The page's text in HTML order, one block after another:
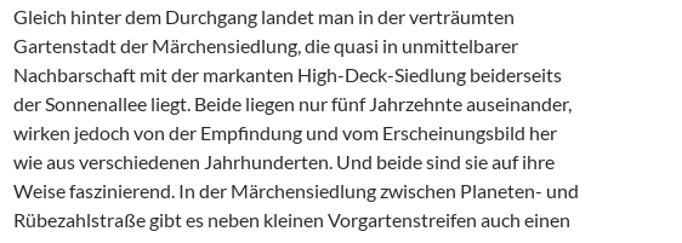
Gleich hinter dem Durchgang landet man in der verträumten
Gartenstadt der Märchensiedlung, die quasi in unmittelbarer
Nachbarschaft mit der markanten High-Deck-Siedlung beiderseits
der Sonnenallee liegt. Beide liegen nur fünf Jahrzehnte auseinander,
wirken jedoch von der Empfindung und vom Erscheinungsbild her
wie aus verschiedenen Jahrhunderten. Und beide sind sie auf ihre
Weise faszinierend. In der Märchensiedlung zwischen Planeten- und
Rübezahlstraße gibt es neben kleinen Vorgartenstreifen auch einen